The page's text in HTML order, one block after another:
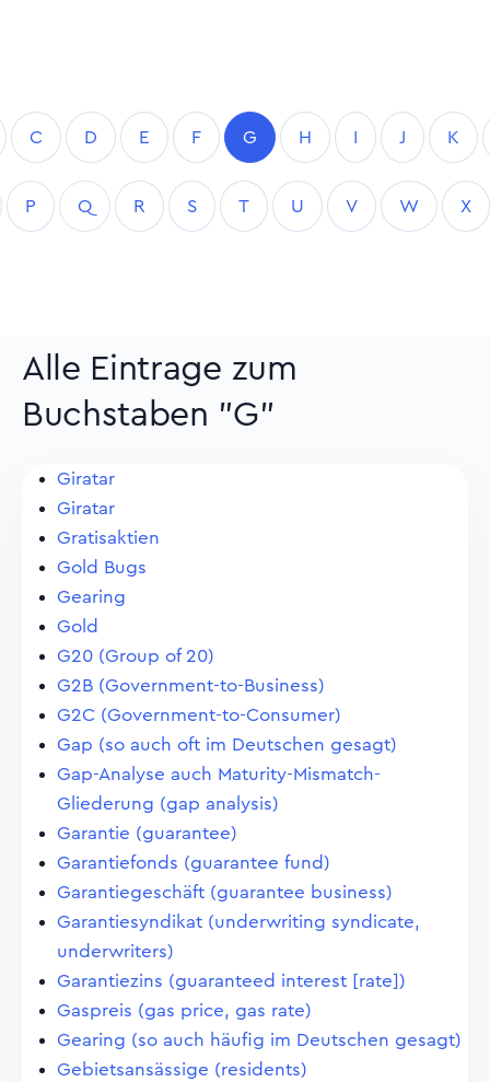
C D E F G H I J K
P Q R S T U V W X
Alle Eintrage zum
Buchstaben "G"
Giratar
Giratar
Gratisaktien
Gold Bugs
Gearing
Gold
G20 (Group of 20)
G2B (Government-to-Business)
G2C (Government-to-Consumer)
Gap (so auch oft im Deutschen gesagt)
Gap-Analyse auch Maturity-Mismatch-
Gliederung (gap analysis)
Garantie (guarantee)
Garantiefonds (guarantee fund)
Garantiegeschäft (guarantee business)
Garantiesyndikat (underwriting syndicate,
underwriters)
Garantiezins (guaranteed interest [rate])
Gaspreis (gas price, gas rate)
Gearing (so auch häufig im Deutschen gesagt)
Gebietsansässige (residents)